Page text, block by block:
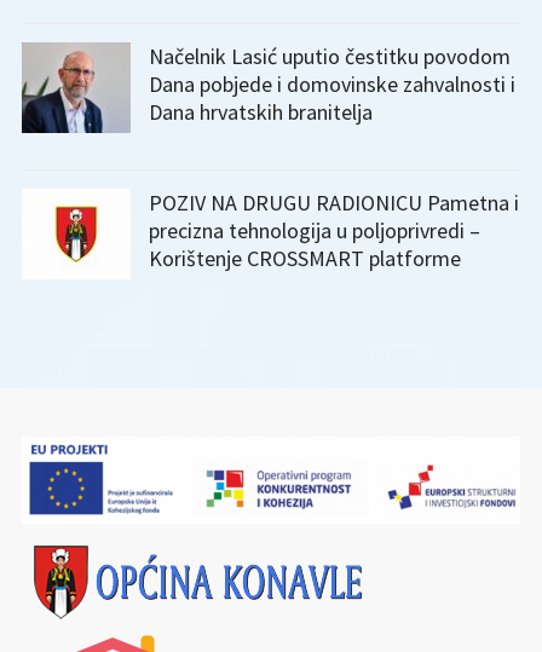
Načelnik Lasić uputio čestitku povodom
Dana pobjede i domovinske zahvalnosti i
Dana hrvatskih branitelja
POZIV NA DRUGU RADIONICU Pametna i
precizna tehnologija u poljoprivredi –
Korištenje CROSSMART platforme